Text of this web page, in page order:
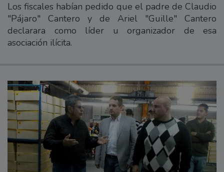
Los fiscales habían pedido que el padre de Claudio
"Pájaro" Cantero y de Ariel "Guille" Cantero
declarara como líder u organizador de esa
asociación ilícita.